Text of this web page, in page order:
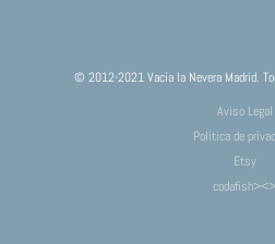
© 2012-2021 Vacía la Nevera Madrid.
Aviso Legal
Política de
Etsy
codafish><>